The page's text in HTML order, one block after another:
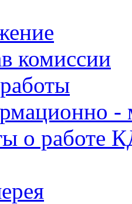
комиссии
-
о работе